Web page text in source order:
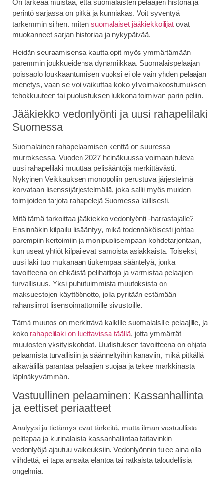
On tärkeää muistaa, että suomalaisten pelaajien historia ja
perintö sarjassa on pitkä ja kunniakas. Voit syventyä
tarkemmin siihen, miten suomalaiset jääkiekkoilijat ovat
muokanneet sarjan historiaa ja nykypäivää.
Heidän seuraamisensa kautta opit myös ymmärtämään
paremmin joukkueidensa dynamiikkaa. Suomalaispelaajan
poissaolo loukkaantumisen vuoksi ei ole vain yhden pelaajan
menetys, vaan se voi vaikuttaa koko ylivoimakoostumuksen
tehokkuuteen tai puolustuksen lukkona toimivan parin peliin.
Jääkiekko vedonlyönti ja uusi rahapelilaki
Suomessa
Suomalainen rahapelaamisen kenttä on suuressa
murroksessa. Vuoden 2027 heinäkuussa voimaan tuleva
uusi rahapelilaki muuttaa pelisääntöjä merkittävästi.
Nykyinen Veikkauksen monopoliin perustuva järjestelmä
korvataan lisenssijärjestelmällä, joka sallii myös muiden
toimijoiden tarjota rahapelejä Suomessa laillisesti.
Mitä tämä tarkoittaa jääkiekko vedonlyönti -harrastajalle?
Ensinnäkin kilpailu lisääntyy, mikä todennäköisesti johtaa
parempiin kertoimiin ja monipuolisempaan kohdetarjontaan,
kun useat yhtiöt kilpailevat samoista asiakkaista. Toiseksi,
uusi laki tuo mukanaan tiukempaa sääntelyä, jonka
tavoitteena on ehkäistä pelihaittoja ja varmistaa pelaajien
turvallisuus. Yksi puhutuimmista muutoksista on
maksuestojen käyttöönotto, jolla pyritään estämään
rahansiirrot lisensoimattomille sivustoille.
Tämä muutos on merkittävä kaikille suomalaisille pelaajille, ja
koko rahapelilaki on luettavissa täällä, jotta ymmärrät
muutosten yksityiskohdat. Uudistuksen tavoitteena on ohjata
pelaamista turvallisiin ja säänneltyihin kanaviin, mikä pitkällä
aikavälillä parantaa pelaajien suojaa ja tekee markkinasta
läpinäkyvämmän.
Vastuullinen pelaaminen: Kassanhallinta
ja eettiset periaatteet
Analyysi ja tietämys ovat tärkeitä, mutta ilman vastuullista
pelitapaa ja kurinalaista kassanhallintaa taitavinkin
vedonlyöjä ajautuu vaikeuksiin. Vedonlyönnin tulee aina olla
viihdettä, ei tapa ansaita elantoa tai ratkaista taloudellisia
ongelmia.